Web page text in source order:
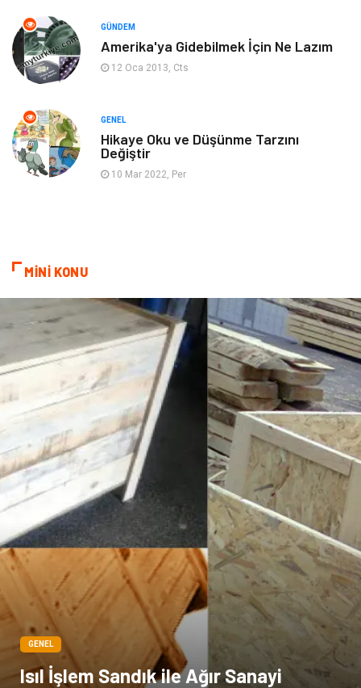
Markalar
Restaurant
Tarih
GÜNDEM
Amerika'ya Gidebilmek İçin Ne Lazım
12 Oca 2013, Cts
GENEL
Hikaye Oku ve Düşünme Tarzını
Değiştir
10 Mar 2022, Per
MİNİ KONU
GENEL
Isıl İşlem Sandık ile Ağır Sanayi